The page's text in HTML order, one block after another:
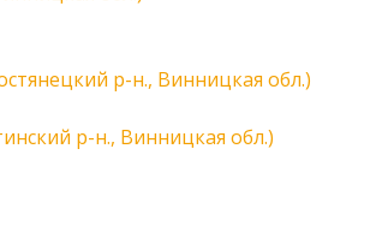
р-н., Винницкая обл.)
р-н., Винницкая обл.)